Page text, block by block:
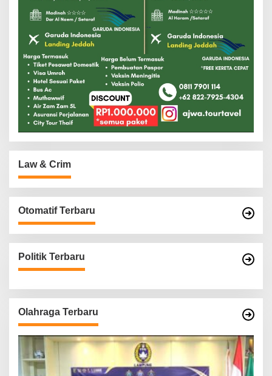
Law & Crim
Otomatif Terbaru
Politik Terbaru
Olahraga Terbaru